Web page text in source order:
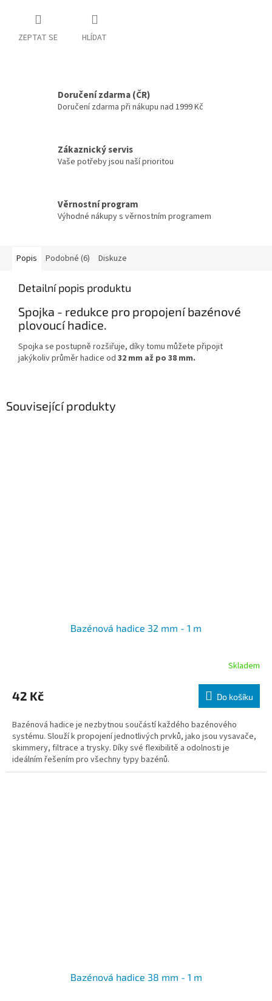
ZEPTAT SE HLÍDAT
Doručení zdarma (ČR)
Doručení zdarma při nákupu nad 1999 Kč
Zákaznický servis
Vaše potřeby jsou naší prioritou
Věrnostní program
Výhodné nákupy s věrnostním programem
Popis Podobné (6) Diskuze
Detailní popis produktu
Spojka - redukce pro propojení bazénové
plovoucí hadice.
Spojka se postupně rozšiřuje, díky tomu můžete připojit
jakýkoliv průměr hadice od 32 mm až po 38 mm.
Související produkty
Bazénová hadice 32 mm - 1 m
Skladem
42 Kč Do košíku
Bazénová hadice je nezbytnou součástí každého bazénového
systému. Slouží k propojení jednotlivých prvků, jako jsou vysavače,
skimmery, filtrace a trysky. Díky své flexibilitě a odolnosti je
ideálním řešením pro všechny typy bazénů.
Bazénová hadice 38 mm - 1 m